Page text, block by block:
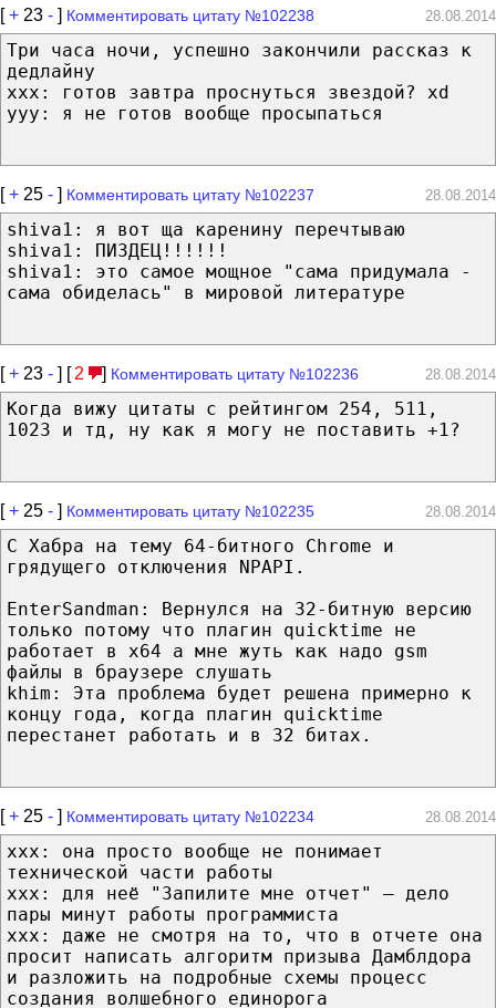
[+ 23 - ] Комментировать цитату №102238 28.08.2014
Три часа ночи, успешно закончили рассказ к
дедлайну
xxx: готов завтра проснуться звездой? xd
yyy: я не готов вообще просыпаться
[+ 25 - ] Комментировать цитату №102237 28.08.2014
shiva1: я вот ща каренину перечтываю
shiva1: ПИЗДЕЦ!!!!!!
shiva1: это самое мощное "сама придумала -
сама обиделась" в мировой литературе
[+ 23 - ] [ 2 ] Комментировать цитату №102236 28.08.2014
Когда вижу цитаты с рейтингом 254, 511,
1023 и тд, ну как я могу не поставить +1?
[+ 25 - ] Комментировать цитату №102235 28.08.2014
С Хабра на тему 64-битного Chrome и
грядущего отключения NPAPI.
EnterSandman: Вернулся на 32-битную версию
только потому что плагин quicktime не
работает в x64 а мне жуть как надо gsm
файлы в браузере слушать
khim: Эта проблема будет решена примерно к
концу года, когда плагин quicktime
перестанет работать и в 32 битах.
[+ 25 - ] Комментировать цитату №102234 28.08.2014
ххх: она просто вообще не понимает
технической части работы
ххх: для неё "Запилите мне отчет" — дело
пары минут работы программиста
ххх: даже не смотря на то, что в отчете она
просит написать алгоритм призыва Дамблдора
и разложить на подробные схемы процесс
создания волшебного единорога